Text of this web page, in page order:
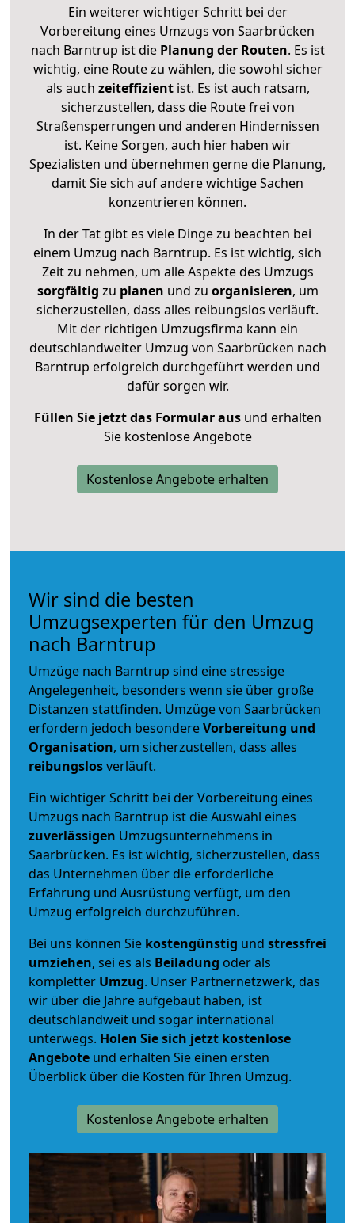
Ein weiterer wichtiger Schritt bei der
Vorbereitung eines Umzugs von Saarbrücken
nach Barntrup ist diePlanung der Routen. Es ist
wichtig, eine Route zu wählen, die sowohl sicher
als auch zeiteffizientist. Es ist auch ratsam,
sicherzustellen, dass die Route frei von
Straßensperrungen und anderen Hindernissen
ist. Keine Sorgen, auch hier haben wir
Spezialisten und übernehmen gerne die Planung,
damit Sie sich auf andere wichtige Sachen
konzentrieren können.
In der Tat gibt es viele Dinge zu beachten bei
einem Umzug nach Barntrup. Es ist wichtig, sich
Zeit zu nehmen, um alle Aspekte des Umzugs
sorgfältig zu planen und zu organisieren, um
sicherzustellen, dass alles reibungslos verläuft.
Mit der richtigen Umzugsfirma kann ein
deutschlandweiter Umzug von Saarbrücken nach
Barntrup erfolgreich durchgeführt werden und
dafür sorgen wir.
Füllen Sie jetzt das Formular ausund erhalten
Sie kostenlose Angebote
Kostenlose Angebote erhalten
Wir sind die besten
Umzugsexperten für den Umzug
nach Barntrup
Umzüge nach Barntrup sind eine stressige
Angelegenheit, besonders wenn sie über große
Distanzen stattfinden. Umzüge von Saarbrücken
erfordern jedoch besondereVorbereitung und
Organisation, um sicherzustellen, dass alles
reibungslosverläuft.
Ein wichtiger Schritt bei der Vorbereitung eines
Umzugs nach Barntrup ist die Auswahl eines
zuverlässigen Umzugsunternehmens in
Saarbrücken. Es ist wichtig, sicherzustellen, dass
das Unternehmen über die erforderliche
Erfahrung und Ausrüstung verfügt, um den
Umzug erfolgreich durchzuführen.
Bei uns können Sie kostengünstig und stressfrei
umziehen, sei es als Beiladung oder als
kompletter Umzug. Unser Partnernetzwerk, das
wir über die Jahre aufgebaut haben, ist
deutschlandweit und sogar international
unterwegs. Holen Sie sich jetzt kostenlose
Angebote und erhalten Sie einen ersten
Überblick über die Kosten für Ihren Umzug.
Kostenlose Angebote erhalten